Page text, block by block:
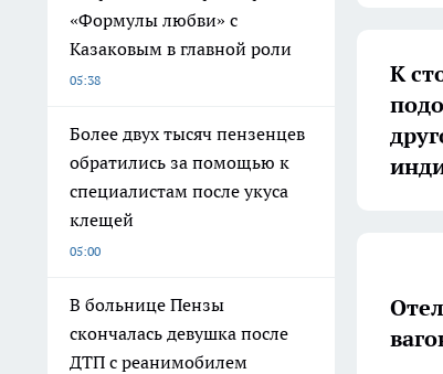
«Формулы любви» с
Казаковым в главной роли
05:38
Более двух тысяч пензенцев
обратились за помощью к
специалистам после укуса
клещей
05:00
В больнице Пензы
скончалась девушка после
ДТП с реанимобилем
К